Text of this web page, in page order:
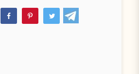
WhatsApp